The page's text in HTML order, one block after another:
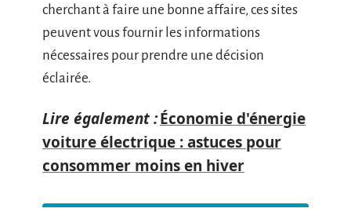
cherchant à faire une bonne affaire, ces sites
peuvent vous fournir les informations
nécessaires pour prendre une décision
éclairée.
Lire également :Économie d'énergie
voiture électrique : astuces pour
consommer moins en hiver